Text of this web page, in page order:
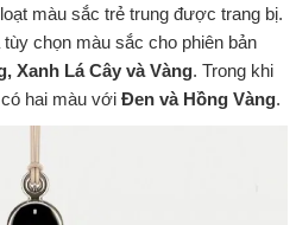
màu sắc trẻ trung được trang bị.
chọn màu sắc cho phiên bản
Xanh Lá Cây và Vàng. Trong khi
hai màu với Đen và Hồng Vàng.